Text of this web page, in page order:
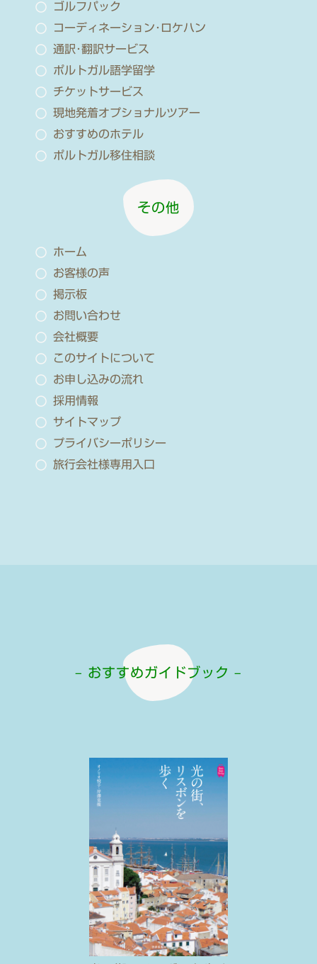
ゴルフパック
コーディネーション･ロケハン
通訳･翻訳サービス
ポルトガル語学留学
チケットサービス
現地発着オプショナルツアー
おすすめのホテル
ポルトガル移住相談
その他
ホーム
お客様の声
掲示板
お問い合わせ
会社概要
このサイトについて
お申し込みの流れ
採用情報
サイトマップ
プライバシーポリシー
旅行会社様専用入口
– おすすめガイドブック –